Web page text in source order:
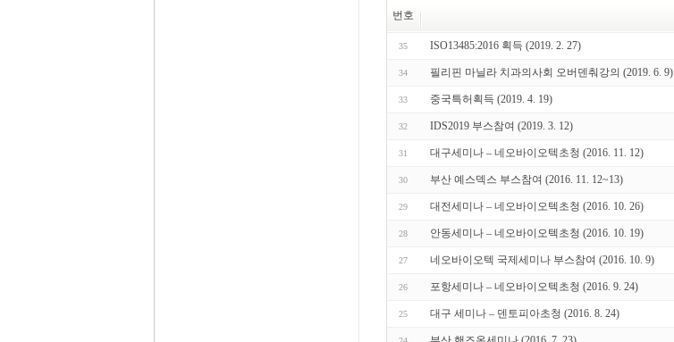
번호
35 ISO13485:2016 획득 (2019. 2. 27)
34 필리핀 마닐라 치과의사회 오버덴춰강의 (2019. 6. 9)
33 중국특허획득 (2019. 4. 19)
32 IDS2019 부스참여 (2019. 3. 12)
31 대구세미나 – 네오바이오텍초청 (2016. 11. 12)
30 부산 예스덱스 부스참여 (2016. 11. 12~13)
29 대전세미나 – 네오바이오텍초청 (2016. 10. 26)
28 안동세미나 – 네오바이오텍초청 (2016. 10. 19)
27 네오바이오텍 국제세미나 부스참여 (2016. 10. 9)
26 포항세미나 – 네오바이오텍초청 (2016. 9. 24)
25 대구 세미나 – 덴토피아초청 (2016. 8. 24)